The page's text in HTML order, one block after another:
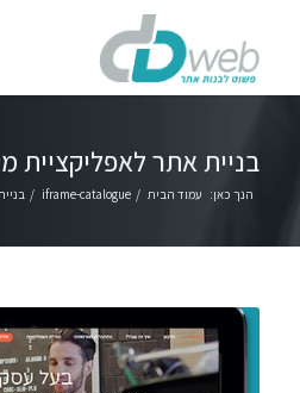
בניית אתר לאפליקציית
הנך כאן: עמוד הבית /
iframe-catalogue
/